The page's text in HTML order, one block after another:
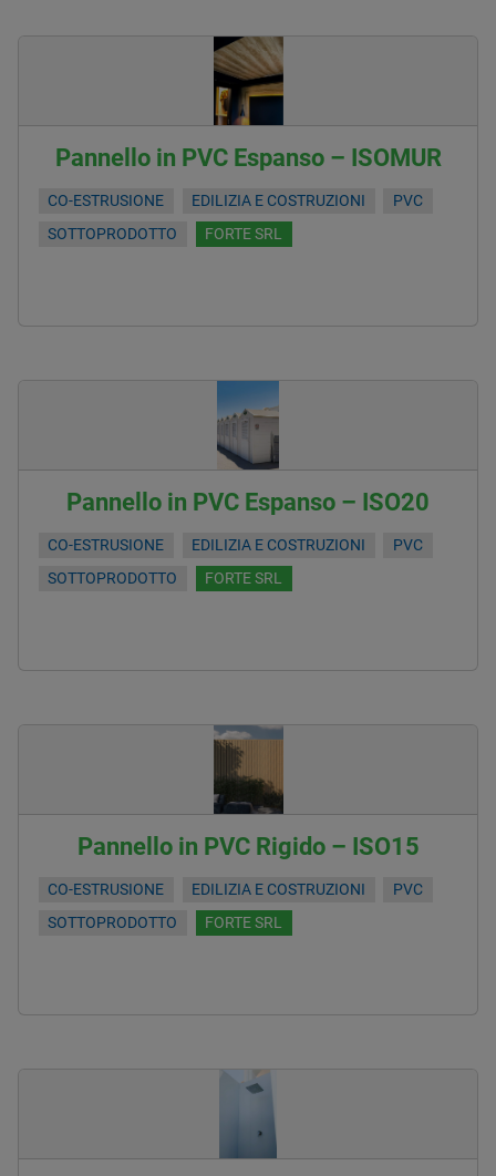
Pannello in PVC Espanso – ISOMUR
CO-ESTRUSIONE EDILIZIA E COSTRUZIONI
PVC
SOTTOPRODOTTO
FORTE SRL
Pannello in PVC Espanso – ISO20
CO-ESTRUSIONE EDILIZIA E COSTRUZIONI
PVC
SOTTOPRODOTTO
FORTE SRL
Pannello in PVC Rigido – ISO15
CO-ESTRUSIONE EDILIZIA E COSTRUZIONI
PVC
SOTTOPRODOTTO
FORTE SRL